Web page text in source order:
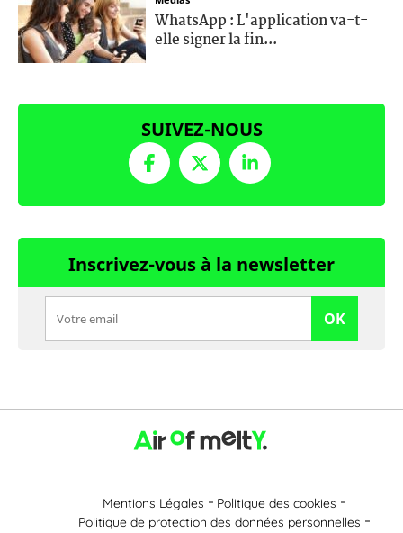
WhatsApp : L'application va-t-
elle signer la fin...
SUIVEZ-NOUS
Inscrivez-vous à la newsletter
OK
Mentions Légales
Politique des cookies
Politique de protection des données personnelles